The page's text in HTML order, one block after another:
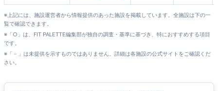
※上記には、施設運営者から情報提供のあった施設を掲載しています。全施設は下の一
覧で確認できます。
※「○」は、FIT PALETTE編集部が独自の調査・基準に基づき、特におすすめする項目
です。
※「－」は未提供を示すものではありません。詳細は各施設の公式サイトをご確認くだ
さい。